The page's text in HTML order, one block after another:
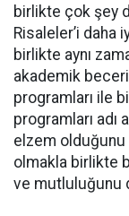
birlikte çok şey
Risaleler’i
birlikte aynı
akademik
programları ile
programları adı
elzem
olmakla birlikte
ve mutluluğunu